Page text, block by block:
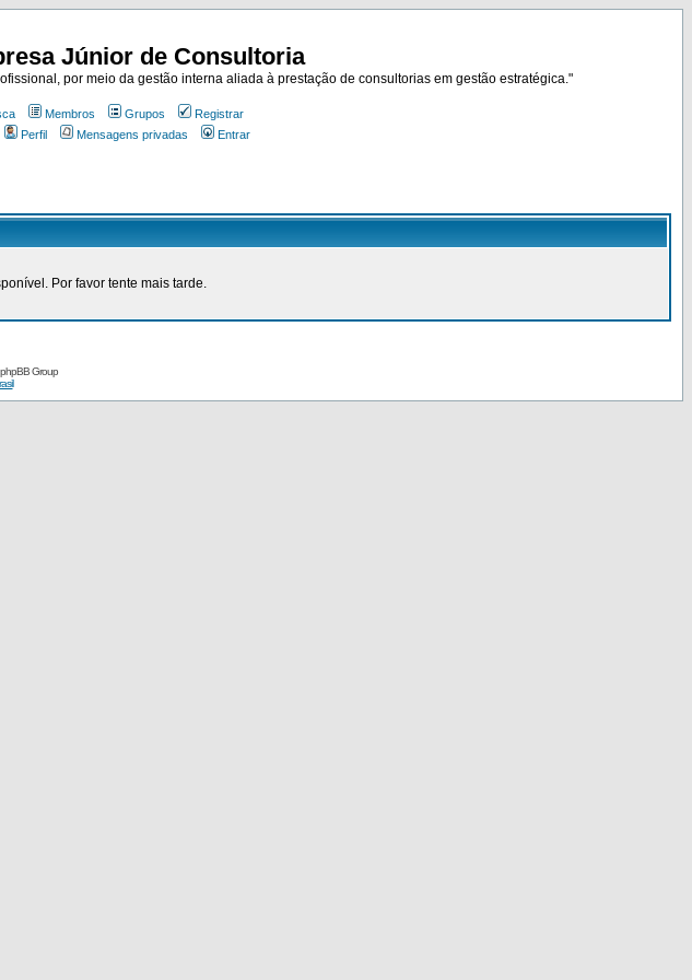
Júnior de Consultoria
por meio da gestão interna aliada à prestação de consultorias em gestão estratégica."
Membros Grupos
Registrar
Perfil Mensagens privadas Entrar
Por favor tente mais tarde.
Group